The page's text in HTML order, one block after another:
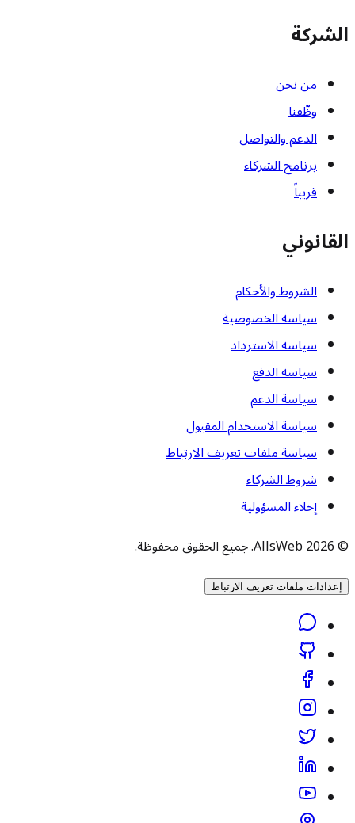
الشركة
من نحن
وظّفنا
الدعم والتواصل
برنامج الشركاء
قريباً
القانوني
الشروط والأحكام
سياسة الخصوصية
سياسة الاسترداد
سياسة الدفع
سياسة الدعم
سياسة الاستخدام المقبول
سياسة ملفات تعريف الارتباط
شروط الشركاء
إخلاء المسؤولية
© 2026 AllsWeb. جميع الحقوق محفوظة.
إعدادات ملفات تعريف الارتباط